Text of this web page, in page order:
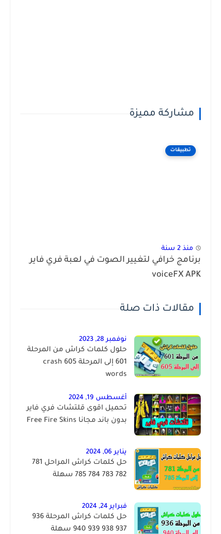
مشاركة مميزة
تطبيقات
منذ 2 سنة
برنامج خرافي لتغيير الصوت في لعبة فري فاير
voiceFX APK
مقالات ذات صلة
نوفمبر 28, 2023
حلول كلمات كراش من المرحلة
601 إلى المرحلة 605 crash
words
أغسطس 19, 2024
تحميل اقوى قلتشات فري فاير
بدون باند مجانا Free Fire Skins
يناير 06, 2024
حل كلمات كراش المراحل 781
782 783 784 785 سهلة
فبراير 24, 2024
حل كلمات كراش المرحلة 936
937 938 939 940 سهلة